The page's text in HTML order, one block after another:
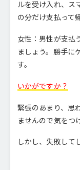
ルを受け入れ、ス
の分だけ支払って
女性：男性が支払
ましょう。勝手に
す。
いかがですか？
緊張のあまり、思
ませんので気をつ
しかし、失敗して